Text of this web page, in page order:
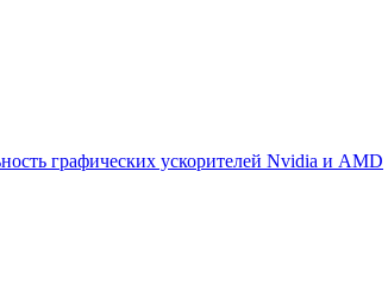
графических ускорителей Nvidia и AMD